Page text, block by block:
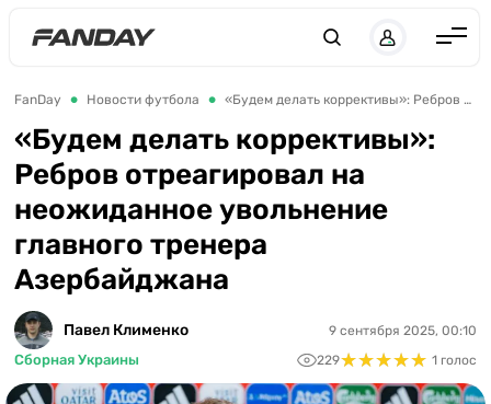
Испания
Германия
Италия
FanDay Новости футбола «Будем делать коррективы»: Ребров отреагировал на неожиданное увольнение главного тренера Азербайджана
«Будем делать коррективы»:
Ребров отреагировал на
неожиданное увольнение
главного тренера
Азербайджана
Павел Клименко
Сборная Украины
9 сентября 2025, 00:10
229★★★★★
★★★★★ 1 голос